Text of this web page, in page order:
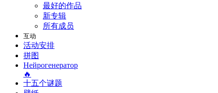
最好的作品
新专辑
所有成员
互动
活动安排
拼图
Нейрогенератор
🔥
十五个谜题